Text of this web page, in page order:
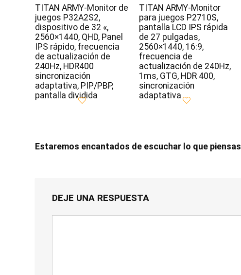
TITAN ARMY-Monitor de
juegos P32A2S2,
dispositivo de 32 «,
2560×1440, QHD, Panel
IPS rápido, frecuencia
de actualización de
240Hz, HDR400
sincronización
adaptativa, PIP/PBP,
pantalla dividida
TITAN ARMY-Monitor
para juegos P2710S,
pantalla LCD IPS rápida
de 27 pulgadas,
2560×1440, 16:9,
frecuencia de
actualización de 240Hz,
1ms, GTG, HDR 400,
sincronización
adaptativa
Estaremos encantados de escuchar lo que piensas
DEJE UNA RESPUESTA